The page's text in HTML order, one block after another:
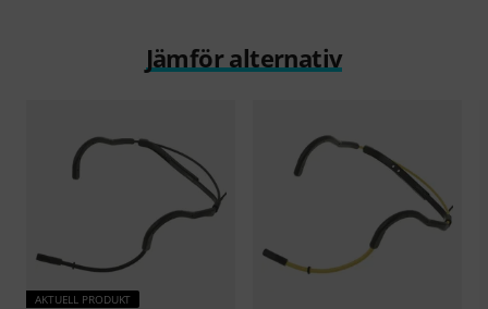
Jämför alternativ
AKTUELL PRODUKT